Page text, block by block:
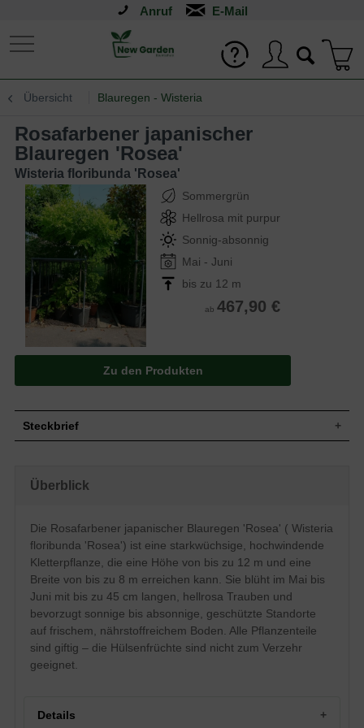
Anruf
Übersicht Blauregen - Wisteria
Rosafarbener japanischer
Blauregen 'Rosea'
Wisteria floribunda 'Rosea'
Sommergrün
Hellrosa mit purpur
Sonnig-absonnig
Mai - Juni
bis zu 12 m
ab 467,90 €
Zu den Produkten
Steckbrief
Blatt
Sommergrün, elliptisch bis eilänglich,
gefiedert, am Ende zugespitzt, hellgrün,
Herbstfärbung gelb, bis zu 8 cm lang
Frucht
Grüne Hülsenfrüchte, bohnenartig, nicht
zum Verzehr geeignet
Hellrosa Trauben, Flügel purpur, bis zu 45
cm lang
Blütezeit
Mai bis Juni
Rinde
Dunkelbraun, leicht gefurcht
Wurzeln
Standort
Überblick
Die Rosafarbener japanischer Blauregen 'Rosea' ( Wisteria
floribunda 'Rosea') ist eine starkwüchsige, hochwindende
Kletterpflanze, die eine Höhe von bis zu 12 m und eine
Breite von bis zu 8 m erreichen kann. Sie blüht im Mai bis
Juni mit bis zu 45 cm langen, hellrosa Trauben und
bevorzugt sonnige bis absonnige, geschützte Standorte
auf frischem, nährstoffreichem Boden. Alle Pflanzenteile
sind giftig – die Hülsenfrüchte sind nicht zum Verzehr
geeignet.
Details